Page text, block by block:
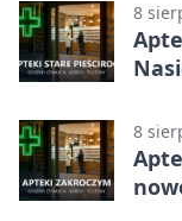
8
8